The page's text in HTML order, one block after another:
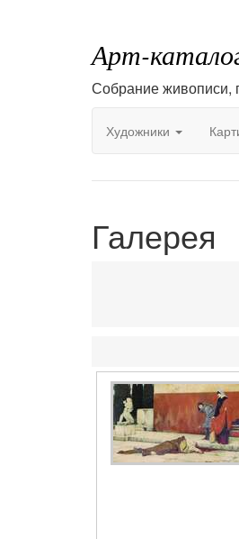
Арт-
Собрание живописи,
Художники
Галерея